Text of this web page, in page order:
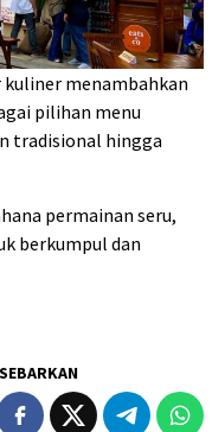
kuliner menambahkan
pilihan menu
tradisional hingga
permainan seru,
berkumpul dan
SEBARKAN